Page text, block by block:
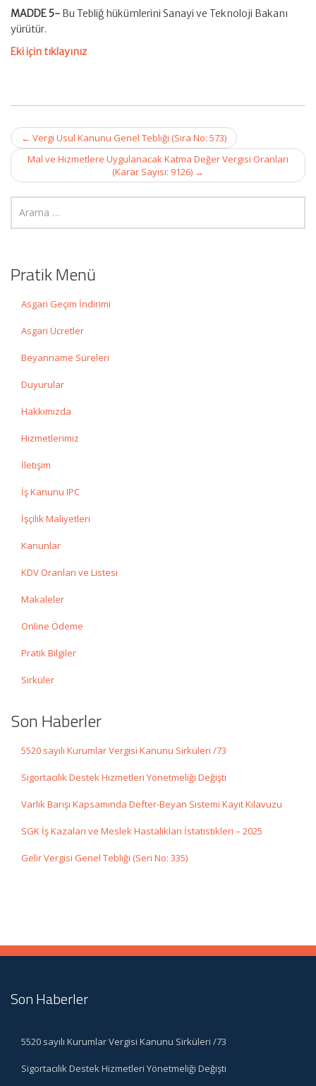
MADDE 5- Bu Tebliğ hükümlerini Sanayi ve Teknoloji Bakanı
yürütür.
Eki için tıklayınız
Post
navigation
← Vergi Usul Kanunu Genel Tebliği (Sıra No: 573)
Mal ve Hizmetlere Uygulanacak Katma Değer Vergisi Oranları
(Karar Sayısı: 9126) →
Pratik Menü
Asgari Geçim İndirimi
Asgari Ücretler
Beyanname Süreleri
Duyurular
Hakkımızda
Hizmetlerimiz
İletişim
İş Kanunu IPC
İşçilik Maliyetleri
Kanunlar
KDV Oranları ve Listesi
Makaleler
Online Ödeme
Pratik Bilgiler
Sirküler
Son Haberler
5520 sayılı Kurumlar Vergisi Kanunu Sirküleri /73
Sigortacılık Destek Hizmetleri Yönetmeliği Değişti
Varlık Barışı Kapsamında Defter-Beyan Sistemi Kayıt Kılavuzu
SGK İş Kazaları ve Meslek Hastalıkları İstatistikleri – 2025
Gelir Vergisi Genel Tebliği (Seri No: 335)
Son Haberler
5520 sayılı Kurumlar Vergisi Kanunu Sirküleri /73
Sigortacılık Destek Hizmetleri Yönetmeliği Değişti